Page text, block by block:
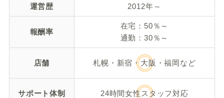
運営歴 2012年～
報酬率
在宅：50％～
通勤：30％～
店舗 札幌・新宿・大阪・福岡など
サポート体制 24時間女性スタッフ対応